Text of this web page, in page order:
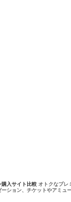
購入サイト比較 オトクなプレ
ション、チケットやアミ